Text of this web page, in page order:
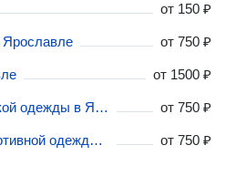
от 150 ₽
Ярославле от 750 ₽
от 1500 ₽
Удаление катышек с детской одежды в Ярославле от 750 ₽
Удаление катышек со спортивной одежды в Ярославле от 750 ₽